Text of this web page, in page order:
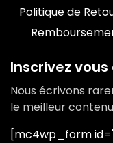
Politique de
Inscrivez
Nous écrivons
le meilleur
[mc4wp_form